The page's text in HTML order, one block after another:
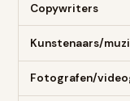
Copywriters
Kunstenaars/
Fotografen/